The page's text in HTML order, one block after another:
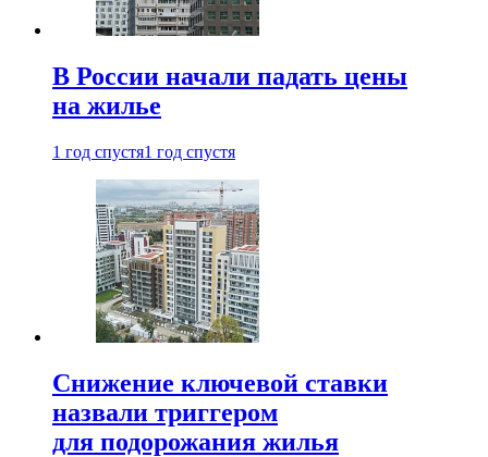
В России начали падать цены
на жилье
1 год спустя1 год спустя
Снижение ключевой ставки
назвали триггером
для подорожания жилья